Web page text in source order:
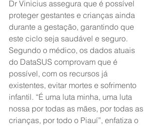
Dr Vinicius assegura que é possível
proteger gestantes e crianças ainda
durante a gestação, garantindo que
este ciclo seja saudável e seguro.
Segundo o médico, os dados atuais
do DataSUS comprovam que é
possível, com os recursos já
existentes, evitar mortes e sofrimento
infantil. “É uma luta minha, uma luta
nossa por todas as mães, por todas as
crianças, por todo o Piauí”, enfatiza o